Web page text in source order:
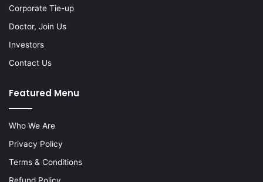
Corporate Tie-up
Doctor, Join Us
Investors
Contact Us
Featured Menu
Who We Are
Privacy Policy
Terms & Conditions